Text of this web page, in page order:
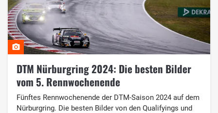
DTM Nürburgring 2024: Die besten Bilder
vom 5. Rennwochenende
Fünftes Rennwochenende der DTM-Saison 2024 auf dem
Nürburgring. Die besten Bilder von den Qualifyings und